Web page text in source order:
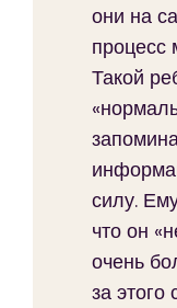
они на
процесс
Такой
силу.
что он
очень
за этого